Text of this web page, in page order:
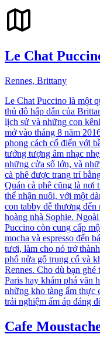
Le Chat
Rennes, Brittany
Le Chat Puccino là một
thủ đô hấp dẫn của
lịch sử và những con
mở vào tháng 8 năm
phong cách cổ điển với
tưởng tượng âm nhạc
những cửa sổ lớn, và
cà phê được trang trí
Quán cà phê cũng là nơi
thể nhận nuôi, với một
con tabby dễ thương
hoàng nhà Sophie.
Puccino còn cung cấp
mocha và espresso đến
tươi, làm cho nó trở
phố nửa gỗ trung cổ và
Rennes. Cho dù bạn
Paris hay khám phá văn
những kho tàng ẩm thực
trải nghiệm ấm áp đáng
Cafe